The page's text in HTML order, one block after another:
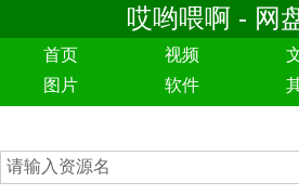
哎哟喂啊 - 网
首页 视频
图片
软件